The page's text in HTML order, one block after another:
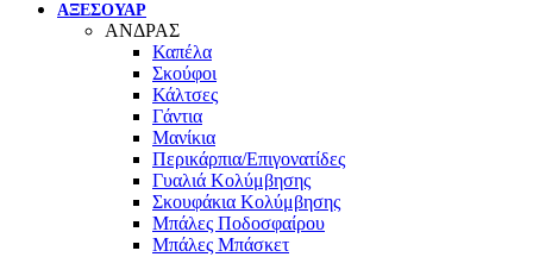
ΑΞΕΣΟΥΑΡ
ΑΝΔΡΑΣ
Καπέλα
Σκούφοι
Κάλτσες
Γάντια
Μανίκια
Περικάρπια/Επιγονατίδες
Γυαλιά Κολύμβησης
Σκουφάκια Κολύμβησης
Μπάλες Ποδοσφαίρου
Μπάλες Μπάσκετ